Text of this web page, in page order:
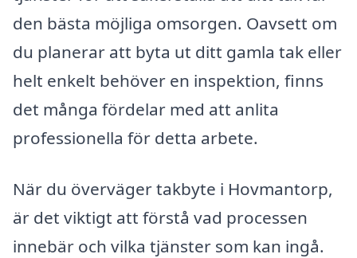
den bästa möjliga omsorgen. Oavsett om
du planerar att byta ut ditt gamla tak eller
helt enkelt behöver en inspektion, finns
det många fördelar med att anlita
professionella för detta arbete.
När du överväger takbyte i Hovmantorp,
är det viktigt att förstå vad processen
innebär och vilka tjänster som kan ingå.